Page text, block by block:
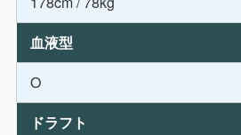
血液型
O
ドラフト